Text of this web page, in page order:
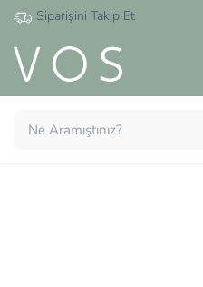
Siparişini Takip Et